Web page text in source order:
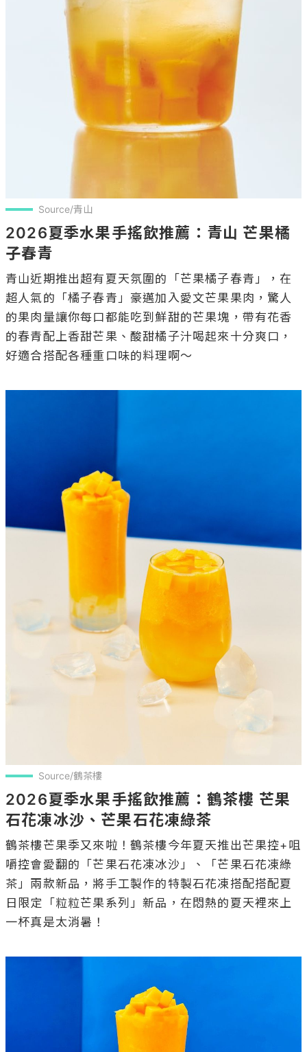
Source/青山
2026夏季水果手搖飲推薦：青山 芒果橘
子春青
青山近期推出超有夏天氛圍的「芒果橘子春青」，在
超人氣的「橘子春青」豪邁加入愛文芒果果肉，驚人
的果肉量讓你每口都能吃到鮮甜的芒果塊，帶有花香
的春青配上香甜芒果、酸甜橘子汁喝起來十分爽口，
好適合搭配各種重口味的料理啊～
Source/鶴茶樓
2026夏季水果手搖飲推薦：鶴茶樓 芒果
石花凍冰沙、芒果石花凍綠茶
鶴茶樓芒果季又來啦！鶴茶樓今年夏天推出芒果控+咀
嚼控會愛翻的「芒果石花凍冰沙」、「芒果石花凍綠
茶」兩款新品，將手工製作的特製石花凍搭配搭配夏
日限定「粒粒芒果系列」新品，在悶熱的夏天裡來上
一杯真是太消暑！